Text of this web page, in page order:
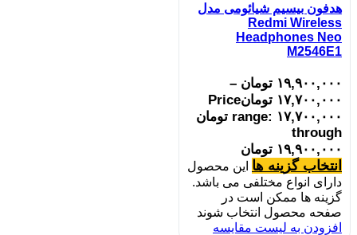
هدفون بیسیم شیائومی مدل
Redmi Wireless
Headphones Neo
M2546E1
۱۹,۹۰۰,۰۰۰ تومان –
۱۷,۷۰۰,۰۰۰ تومانPrice
range: ۱۷,۷۰۰,۰۰۰ تومان
through
۱۹,۹۰۰,۰۰۰ تومان
انتخاب گزینه ها این محصول
دارای انواع مختلفی می باشد.
گزینه ها ممکن است در
صفحه محصول انتخاب شوند
افزودن به لیست مقایسه